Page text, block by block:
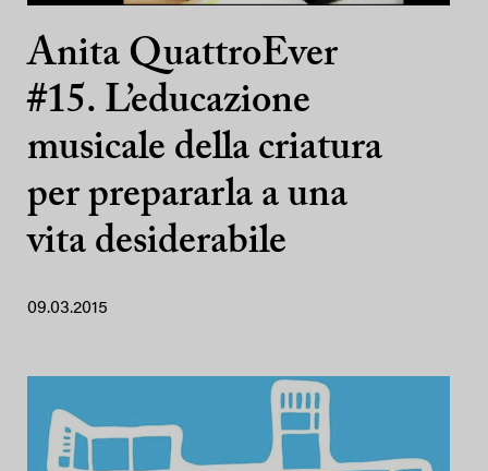
Anita QuattroEver
#15. L’educazione
musicale della criatura
per prepararla a una
vita desiderabile
09.03.2015